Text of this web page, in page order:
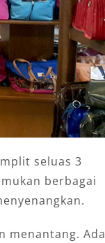
seluas 3
berbagai
menantang. Ada